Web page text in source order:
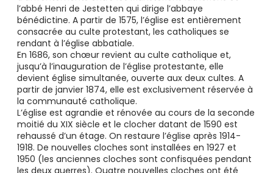
l’abbé Henri de Jestetten qui dirige l’abbaye
bénédictine. A partir de 1575, l’église est entièrement
consacrée au culte protestant, les catholiques se
rendant à l’église abbatiale.
En 1686, son chœur revient au culte catholique et,
jusqu’à l’inauguration de l’église protestante, elle
devient église simultanée, ouverte aux deux cultes. A
partir de janvier 1874, elle est exclusivement réservée à
la communauté catholique.
L’église est agrandie et rénovée au cours de la seconde
moitié du XIX siècle et le clocher datant de 1590 est
rehaussé d’un étage. On restaure l’église après 1914-
1918. De nouvelles cloches sont installées en 1927 et
1950 (les anciennes cloches sont confisquées pendant